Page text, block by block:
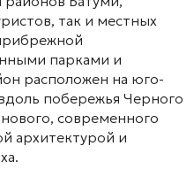
так и местных
парками и
расположен на юго-
побережья Черного
современного
архитектурой и